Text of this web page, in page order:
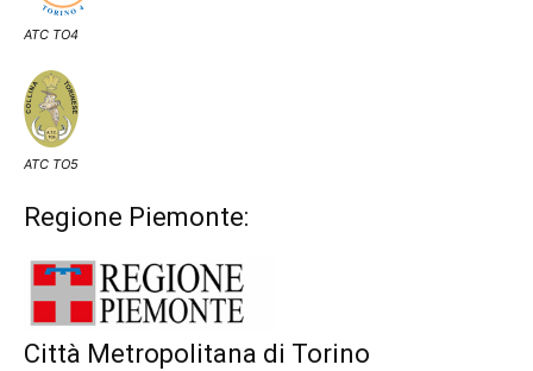
ATC TO4
ATC TO5
Regione Piemonte:
Città Metropolitana di Torino